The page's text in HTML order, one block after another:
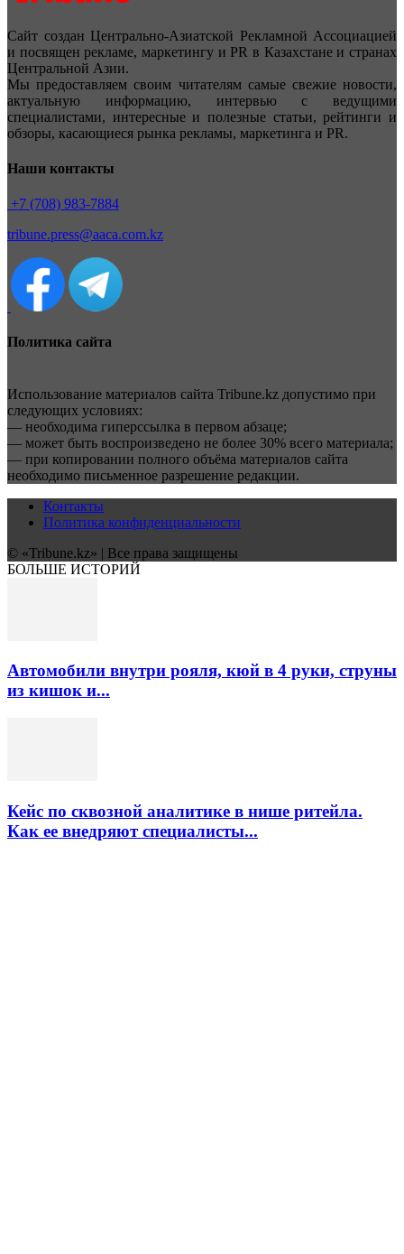
Сайт создан Центрально-Азиатской Рекламной Ассоциацией
и посвящен рекламе, маркетингу и PR в Казахстане и странах
Центральной Азии.
Мы предоставляем своим читателям самые свежие новости,
актуальную информацию, интервью с ведущими
специалистами, интересные и полезные статьи, рейтинги и
обзоры, касающиеся рынка рекламы, маркетинга и PR.
Наши контакты
+7 (708) 983-7884
tribune.press@aaca.com.kz
Политика сайта
Использование материалов сайта Tribune.kz допустимо при
следующих условиях:
— необходима гиперссылка в первом абзаце;
— может быть воспроизведено не более 30% всего материала;
— при копировании полного объёма материалов сайта
необходимо письменное разрешение редакции.
Контакты
Политика конфиденциальности
© «Tribune.kz» | Все права защищены
БОЛЬШЕ ИСТОРИЙ
Автомобили внутри рояля, кюй в 4 руки, струны
из кишок и...
Кейс по сквозной аналитике в нише ритейла.
Как ее внедряют специалисты...